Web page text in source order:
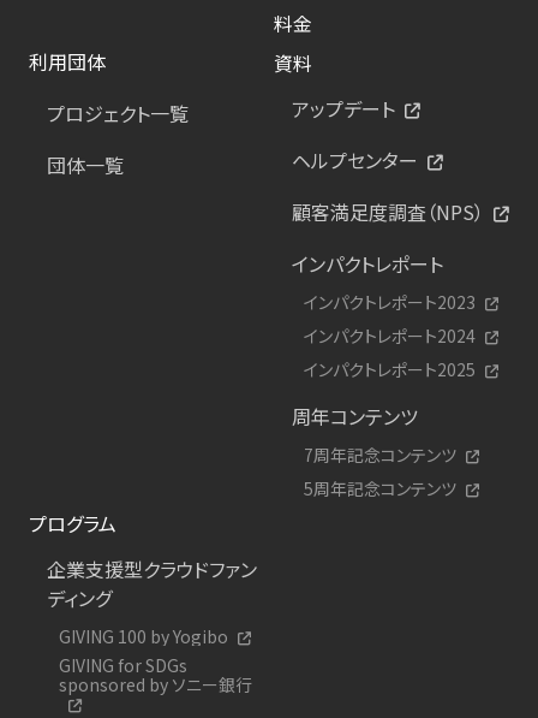
料金
利用団体
プロジェクト一覧
団体一覧
資料
アップデート
ヘルプセンター
顧客満足度調査（NPS）
インパクトレポート
インパクトレポート2023
インパクトレポート2024
インパクトレポート2025
周年コンテンツ
7周年記念コンテンツ
5周年記念コンテンツ
プログラム
企業支援型クラウドファン
ディング
GIVING 100 by Yogibo
GIVING for SDGs
sponsored by ソニー銀行